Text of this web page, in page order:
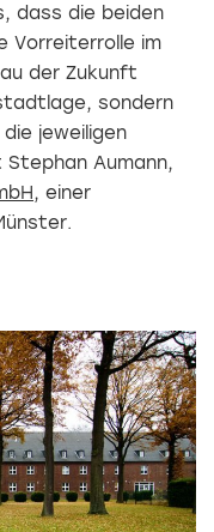
dass die beiden
Vorreiterrolle im
der Zukunft
sondern
jeweiligen
Aumann,
, einer